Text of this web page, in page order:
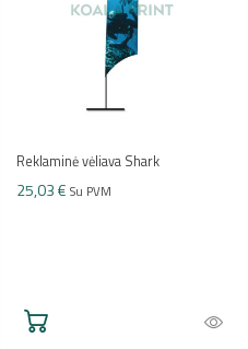
Reklaminė vėliava Shark
25,03 € Su PVM